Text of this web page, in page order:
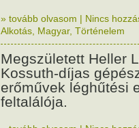
» tovább olvasom | Nincs
Alkotás Magyar, Történelem
Megszületett Heller
Kossuth-díjas
erőművek léghűtési
feltalálója.